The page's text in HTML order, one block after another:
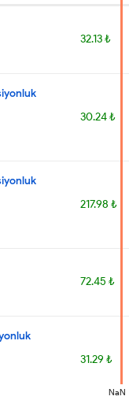
32.13 ₺
30.24 ₺
217.98 ₺
72.45 ₺
31.29 ₺
NaN